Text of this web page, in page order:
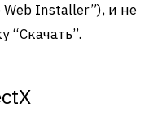
Web Installer”), и не
“Скачать”.